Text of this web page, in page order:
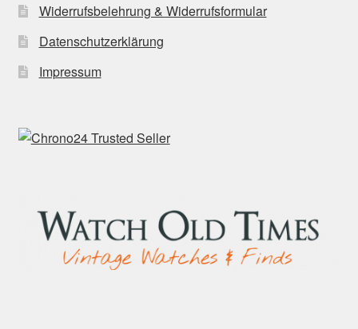
Widerrufsbelehrung & Widerrufsformular
Datenschutzerklärung
Impressum